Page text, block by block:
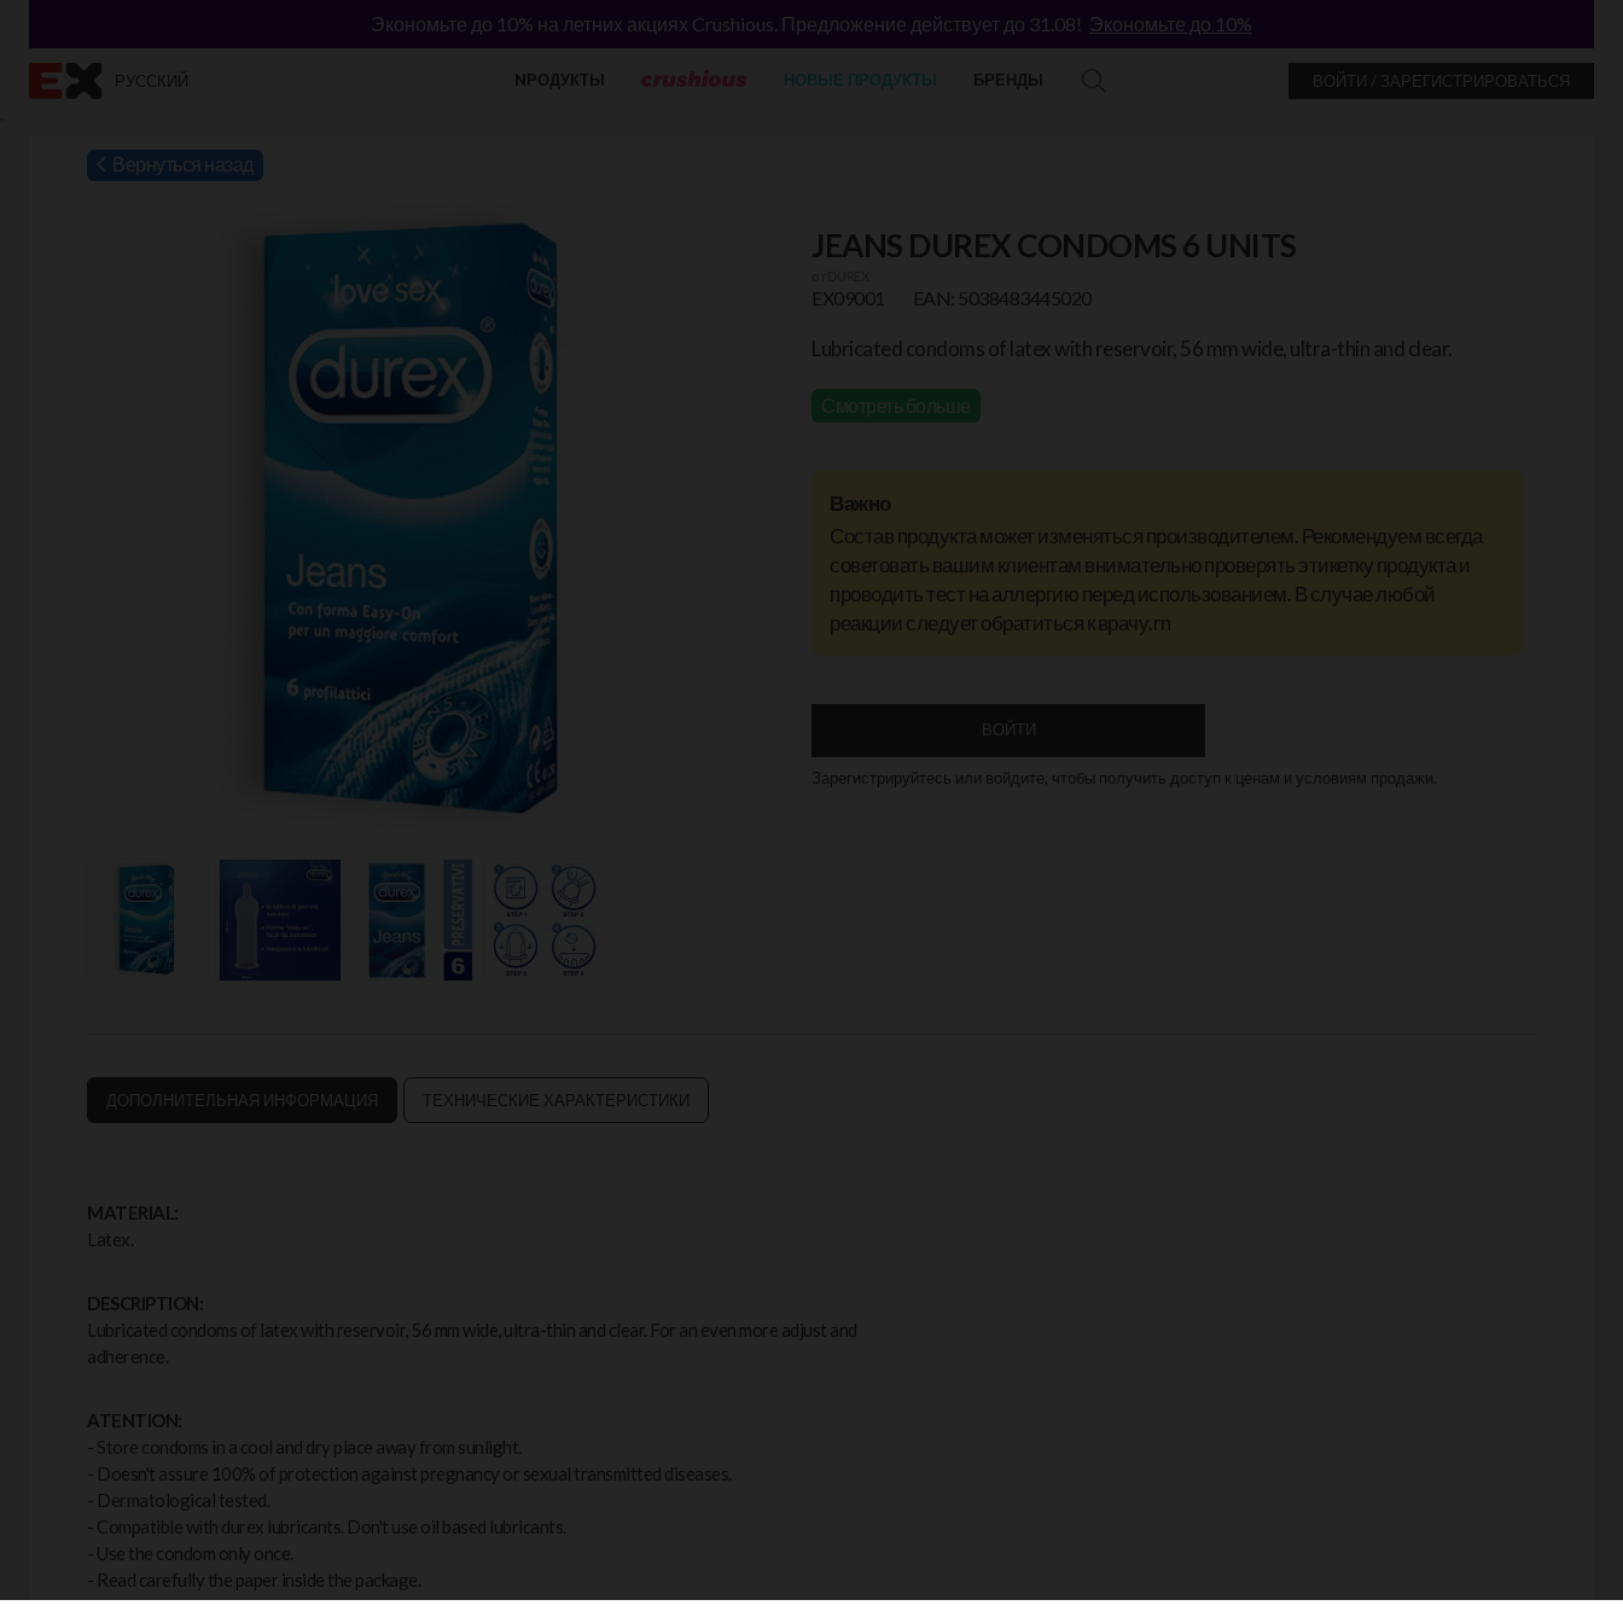
`
Экономьте до 10% на летних акциях Crushious. Предложение действует до 31.08! Экономьте до 10%
РУССКИЙ NРОДУКТЫ НОВЫЕ ПРОДУКТЫ БРЕНДЫ ВОЙТИ / ЗАРЕГИСТРИРОВАТЬСЯ
Вернуться назад
JEANS DUREX CONDOMS 6 UNITS
EX09001 EAN: 5038483445020
Lubricated condoms of latex with reservoir, 56 mm wide, ultra-thin and clear.
Смотреть больше
Важно
Состав продукта может изменяться производителем. Рекомендуем всегда
советовать вашим клиентам внимательно проверять этикетку продукта и
проводить тест на аллергию перед использованием. В случае любой
реакции следует обратиться к врачу.rn
ВОЙТИ
Зарегистрируйтесь или войдите, чтобы получить доступ к ценам и условиям продажи.
ДОПОЛНИТЕЛЬНАЯ ИНФОРМАЦИЯ ТЕХНИЧЕСКИЕ ХАРАКТЕРИСТИКИ
MATERIAL:
Latex.
DESCRIPTION:
Lubricated condoms of latex with reservoir, 56 mm wide, ultra-thin and clear. For an even more adjust and
adherence.
ATENTION:
- Store condoms in a cool and dry place away from sunlight.
- Doesn't assure 100% of protection against pregnancy or sexual transmitted diseases.
- Dermatological tested.
- Compatible with durex lubricants. Don't use oil based lubricants.
- Use the condom only once.
- Read carefully the paper inside the package.